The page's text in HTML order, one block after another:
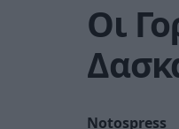
Οι
Notospress